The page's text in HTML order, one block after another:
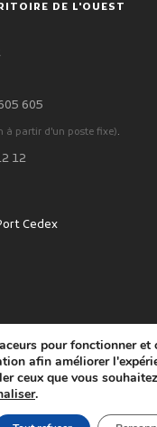
DE L'OUEST
605
à partir d'un poste fixe).
12
Cedex
des données personnelles
pour fonctionner et
afin améliorer
ceux que vous
.